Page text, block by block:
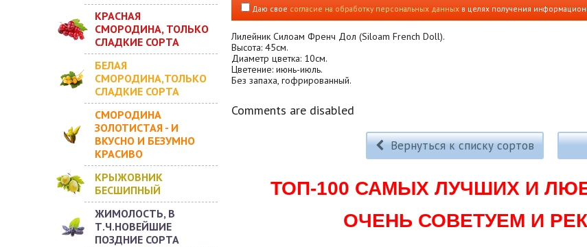
КРАСНАЯ
СМОРОДИНА, ТОЛЬКО
СЛАДКИЕ СОРТА
БЕЛАЯ
СМОРОДИНА,ТОЛЬКО
СЛАДКИЕ СОРТА
СМОРОДИНА
ЗОЛОТИСТАЯ - И
ВКУСНО И БЕЗУМНО
КРАСИВО
КРЫЖОВНИК
БЕСШИПНЫЙ
ЖИМОЛОСТЬ, В
Т.Ч.НОВЕЙШИЕ
ПОЗДНИЕ СОРТА
Даю свое согласие на обработку персональных данных в целях получения
Лилейник Силоам Френч Дол (Siloam French Doll).
Высота: 45см.
Диаметр цветка: 10см.
Цветение: июнь-июль.
Без запаха, гофрированный.
Comments are disabled
Вернуться к списку сортов
ТОП-100 САМЫХ ЛУЧШИХ И
ОЧЕНЬ СОВЕТУЕМ И